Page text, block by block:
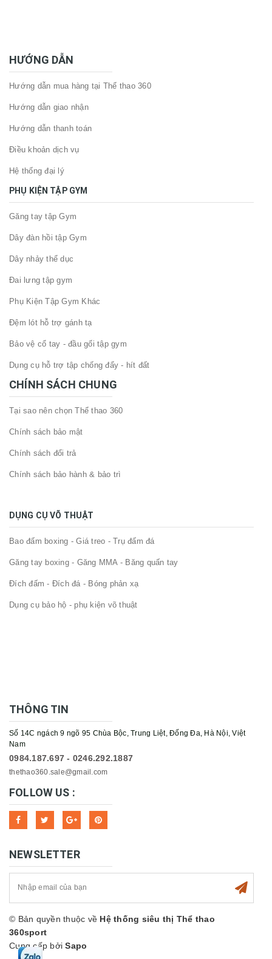
HƯỚNG DẪN
Hướng dẫn mua hàng tại Thể thao 360
Hướng dẫn giao nhận
Hướng dẫn thanh toán
Điều khoản dịch vụ
Hệ thống đại lý
PHỤ KIỆN TẬP GYM
Găng tay tập Gym
Dây đàn hồi tập Gym
Dây nhảy thể dục
Đai lưng tập gym
Phụ Kiện Tập Gym Khác
Đệm lót hỗ trợ gánh tạ
Bảo vệ cổ tay - đầu gối tập gym
Dụng cụ hỗ trợ tập chống đẩy - hít đất
CHÍNH SÁCH CHUNG
Tại sao nên chọn Thể thao 360
Chính sách bảo mật
Chính sách đổi trả
Chính sách bảo hành & bảo trì
DỤNG CỤ VÕ THUẬT
Bao đấm boxing - Giá treo - Trụ đấm đá
Găng tay boxing - Găng MMA - Băng quấn tay
Đích đấm - Đích đá - Bóng phản xạ
Dụng cụ bảo hộ - phụ kiện võ thuật
THÔNG TIN
Số 14C ngách 9 ngõ 95 Chùa Bộc, Trung Liệt, Đống Đa, Hà Nội, Việt
Nam
0984.187.697 - 0246.292.1887
thethao360.sale@gmail.com
FOLLOW US :
NEWSLETTER
© Bản quyền thuộc về Hệ thống siêu thị Thể thao
360sport
Cung cấp bởiSapo